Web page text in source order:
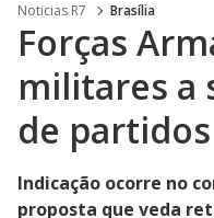
Noticias R7 Brasília
Forças
militares a
de partidos
Indicação ocorre no
proposta que veda